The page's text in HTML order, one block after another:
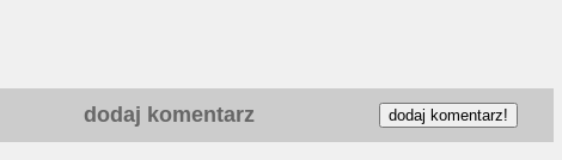
dodaj komentarz